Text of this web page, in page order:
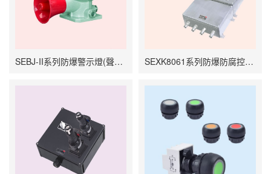
SEBJ-II系列防爆警示燈(聲光報警器) SEXK8061系列防爆防腐控制箱